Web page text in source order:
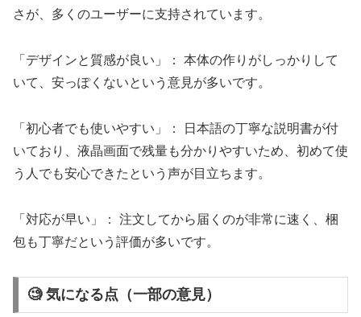
さが、多くのユーザーに支持されています。
「デザインと質感が良い」： 本体の作りがしっかりして
いて、安っぽくないという意見が多いです。
「初心者でも使いやすい」： 日本語の丁寧な説明書が付
いており、液晶画面で残量も分かりやすいため、初めて使
う人でも安心できたという声が目立ちます。
「対応が早い」： 注文してから届くのが非常に速く、梱
包も丁寧だという評価が多いです。
🧐 気になる点（一部の意見）